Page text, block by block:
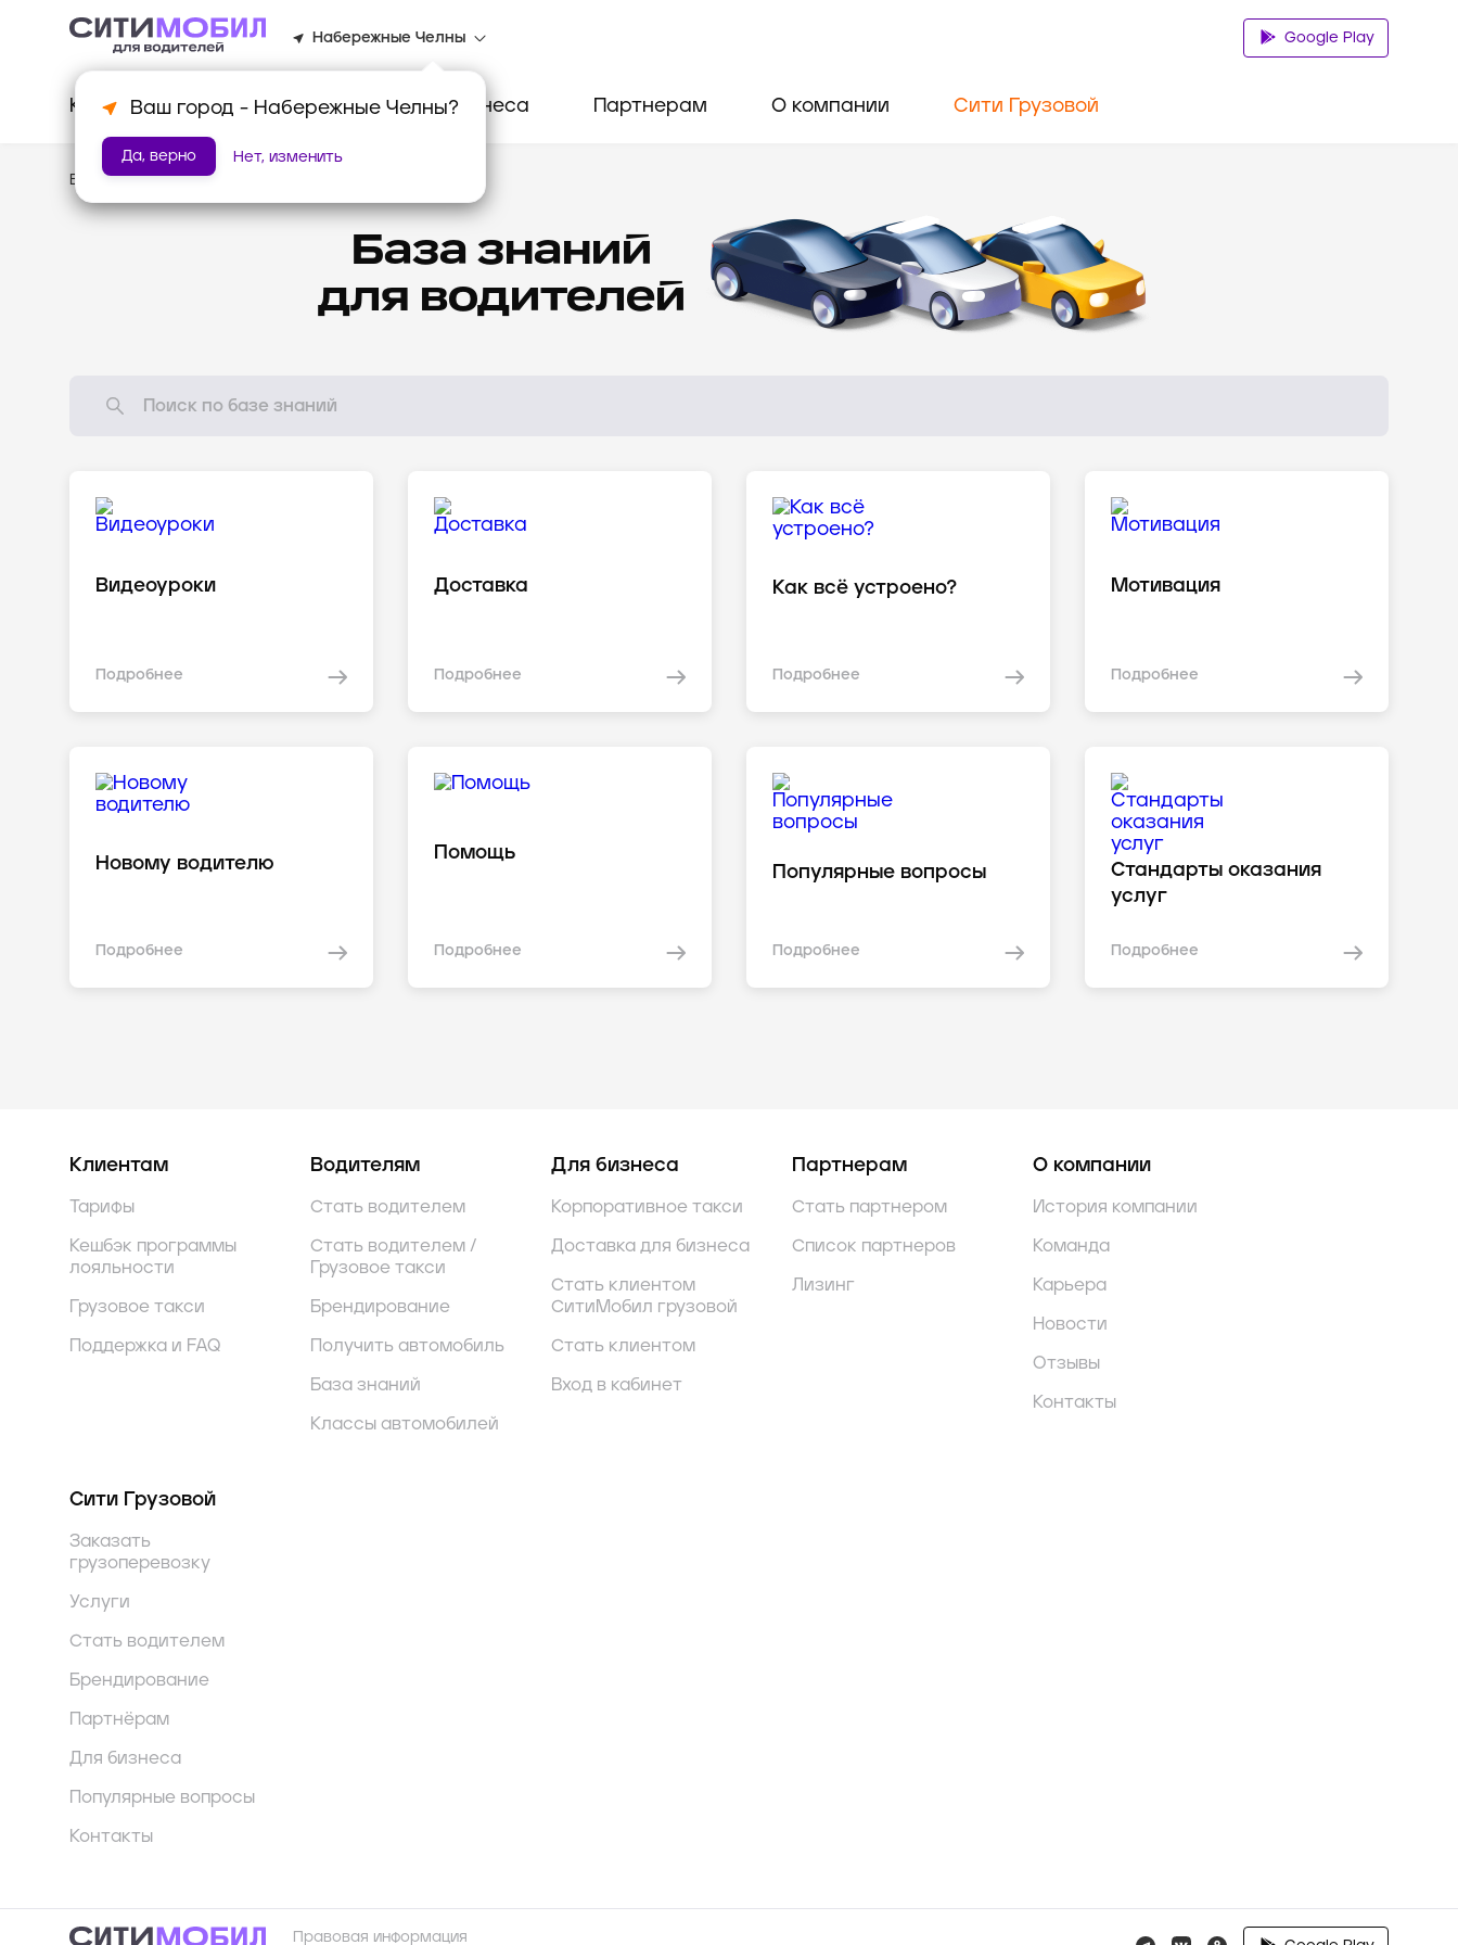
Набережные Челны
Ваш город - Набережные Челны?
Да, верно Нет, изменить
Google Play
Клиентам Водителям Для бизнеса Партнерам О компании Сити Грузовой
Водителям /База знаний
База знаний
для водителей
Видеоуроки
Подробнее
Доставка
Подробнее
Как всё устроено?
Подробнее
Мотивация
Подробнее
Новому водителю
Подробнее
Помощь
Подробнее
Популярные вопросы
Подробнее
Стандарты оказания
услуг
Подробнее
Клиентам
Тарифы
Кешбэк программы
лояльности
Грузовое такси
Поддержка и FAQ
Водителям
Стать водителем
Стать водителем /
Грузовое такси
Брендирование
Получить автомобиль
База знаний
Классы автомобилей
Для бизнеса
Корпоративное такси
Доставка для бизнеса
Стать клиентом
СитиМобил грузовой
Стать клиентом
Вход в кабинет
Партнерам
Стать партнером
Список партнеров
Лизинг
О компании
История компании
Команда
Карьера
Новости
Отзывы
Контакты
Сити Грузовой
Заказать
грузоперевозку
Услуги
Стать водителем
Брендирование
Партнёрам
Для бизнеса
Популярные вопросы
Контакты
Правовая информация